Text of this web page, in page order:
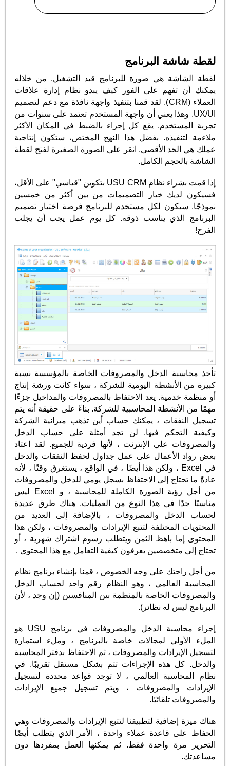
لقطة شاشة البرنامج
لقطة الشاشة هي صورة للبرنامج قيد التشغيل. من خلاله
يمكنك أن تفهم على الفور كيف يبدو نظام إدارة علاقات
العملاء (CRM). لقد قمنا بتنفيذ واجهة نافذة مع دعم لتصميم
UX/UI. وهذا يعني أن واجهة المستخدم تعتمد على سنوات من
تجربة المستخدم. يقع كل إجراء بالضبط في المكان الأكثر
ملاءمة لتنفيذه. بفضل هذا النهج المختص، ستكون إنتاجية
عملك هي الحد الأقصى. انقر على الصورة الصغيرة لفتح لقطة
الشاشة بالحجم الكامل.
إذا قمت بشراء نظام USU CRM بتكوين "قياسي" على الأقل،
فسيكون لديك خيار التصميمات من بين أكثر من خمسين
نموذجًا. سيكون لكل مستخدم للبرنامج فرصة اختيار تصميم
البرنامج الذي يناسب ذوقه. كل يوم عمل يجب أن يجلب
الفرح!
تأخذ محاسبة الدخل والمصروفات الخاصة بالمؤسسة نسبة
كبيرة من الأنشطة اليومية للشركة ، سواء كانت ورشة إنتاج
أو منظمة خدمية. يعد الاحتفاظ بالمصروفات والمداخيل جزءًا
مهمًا من الأنشطة المحاسبية للشركة. بناءً على حقيقة أنه يتم
تسجيل النفقات ، يمكنك حساب أين تذهب ميزانية الشركة
وكيفية التحكم فيها. لن تجد أمثلة على حساب الدخل
والمصروفات على الإنترنت ، لأنها فردية للجميع. لقد اعتاد
بعض رواد الأعمال على عمل جداول لحفظ النفقات والدخل
في Excel ، ولكن هذا أيضًا ، في الواقع ، يستغرق وقتًا ، لأنه
عادةً ما تحتاج إلى الاحتفاظ بسجل يومي للدخل والمصروفات
من أجل رؤية الصورة الكاملة للمحاسبة ، و Excel ليس
مناسبًا جدًا في هذا النوع من العمليات. هناك طرق عديدة
لحساب الدخل والمصروفات ، بالإضافة إلى العديد من
المحتويات المختلفة لتتبع الإيرادات والمصروفات ، ولكن هذا
المحتوى إما باهظ الثمن ويتطلب رسوم اشتراك شهرية ، أو
تحتاج إلى متخصصين يعرفون كيفية التعامل مع هذا المحتوى .
من أجل راحتك على وجه الخصوص ، قمنا بإنشاء برنامج نظام
المحاسبة العالمي ، وهو النظام رقم واحد لحساب الدخل
والمصروفات الخاصة بالمنظمة بين المنافسين (إن وجد ، لأن
البرنامج ليس له نظائر).
إجراء محاسبة الدخل والمصروفات في برنامج USU هو
الملء الأولي لمجالات خاصة بالبرنامج ، وملء استمارة
لتسجيل الإيرادات والمصروفات ، ثم الاحتفاظ بدفتر المحاسبة
والدخل. كل هذه الإجراءات تتم بشكل مستقل تقريبًا. في
نظام المحاسبة العالمي ، لا توجد قواعد محددة لتسجيل
الإيرادات والمصروفات ، ويتم تسجيل جميع الإيرادات
والمصروفات تلقائيًا.
هناك ميزة إضافية لتطبيقنا لتتبع الإيرادات والمصروفات وهي
الحفاظ على قاعدة عملاء واحدة ، الأمر الذي يتطلب أيضًا
التحرير مرة واحدة فقط. ثم يمكنها العمل بمفردها دون
مساعدتك.